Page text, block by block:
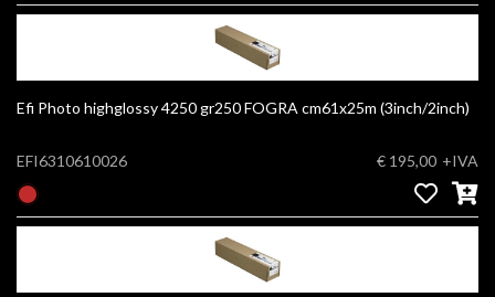
Efi Photo highglossy 4250 gr250 FOGRA cm61x25m (3inch/2inch)
EFI6310610026 € 195,00 +IVA